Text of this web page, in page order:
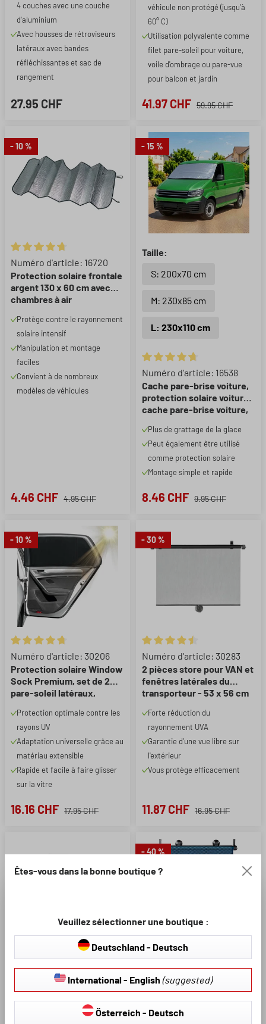
4 couches avec une couche
d'aluminium
Avec housses de rétroviseurs
latéraux avec bandes
réfléchissantes et sac de
rangement
27.95 CHF
véhicule non protégé (jusqu'à
60° C)
Utilisation polyvalente comme
filet pare-soleil pour voiture,
voile d'ombrage ou pare-vue
pour balcon et jardin
41.97 CHF 59.95 CHF
- 10 %
Note moyenne de 4.86 sur 5 étoiles
Numéro d'article: 16720
Protection solaire frontale
argent 130 x 60 cm avec
chambres à air
Protège contre le rayonnement
solaire intensif
Manipulation et montage
faciles
Convient à de nombreux
modèles de véhicules
4.46 CHF 4.95 CHF
- 15 %
Taille:
S: 200x70 cm
M: 230x85 cm
L: 230x110 cm
Note moyenne de 4.83 sur 5
Numéro d'article: 16538
Cache pare-brise voiture,
protection solaire voiture,
cache pare-brise voiture,
230x110 cm
Plus de grattage de la glace
Peut également être utilisé
comme protection solaire
Montage simple et rapide
8.46 CHF 9.95 CHF
- 10 %
Note moyenne de 4.8 sur 5 étoiles
Numéro d'article: 30206
Protection solaire Window
Sock Premium, set de 2
pare-soleil latéraux,
voiture noir
Protection optimale contre les
rayons UV
Adaptation universelle grâce au
matériau extensible
Rapide et facile à faire glisser
sur la vitre
16.16 CHF 17.95 CHF
- 30 %
Note moyenne de 4.6 sur 5
Numéro d'article: 30283
2 pièces store pour VAN et
fenêtres latérales du
transporteur - 53 x 56 cm
Forte réduction du
rayonnement UVA
Garantie d'une vue libre sur
l'extérieur
Vous protège efficacement
11.87 CHF 16.95 CHF
Note moyenne de 4.5 sur 5 étoiles
Numéro d'article: 16674
Coussin de siège de
voiture avec
refroidissement, coussin
de siège refroidissant avec
- 40 %
Numéro d'article: 30292
Le soleil s'est couché sur
le bleu des graffitis
Êtes-vous dans la bonne boutique ?
Veuillez sélectionner une boutique :
Deutschland - Deutsch
International - English (suggested)
Österreich - Deutsch